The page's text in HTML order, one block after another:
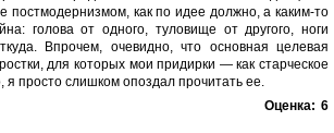
постмодернизмом, как по идее должно, а каким-то
голова от одного, туловище от другого, ноги
Впрочем, очевидно, что основная целевая
для которых мои придирки — как старческое
просто слишком опоздал прочитать ее.
Оценка: 6